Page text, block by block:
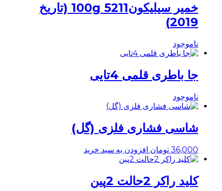
خمیر سیلیکون5211 100g (تاریخ
2019)
ناموجود
جا باطری قلمی 4تایی
ناموجود
شاسی فشاری فلزی (گل)
36,000 تومان افزودن به سبد خرید
کلید راکر 2حالت 2پین